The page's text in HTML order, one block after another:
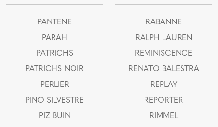
PANTENE
PARAH
PATRICHS
PATRICHS NOIR
PERLIER
PINO SILVESTRE
PIZ BUIN
RABANNE
RALPH LAUREN
REMINISCENCE
RENATO BALESTRA
REPLAY
REPORTER
RIMMEL